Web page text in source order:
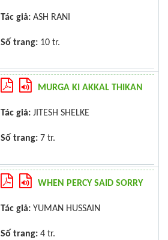
Tác giả: ASH RANI
Số trang: 10 tr.
MURGA KI AKKAL THIKAN
Tác giả: JITESH SHELKE
Số trang: 7 tr.
WHEN PERCY SAID SORRY
Tác giả: YUMAN HUSSAIN
Số trang: 4 tr.